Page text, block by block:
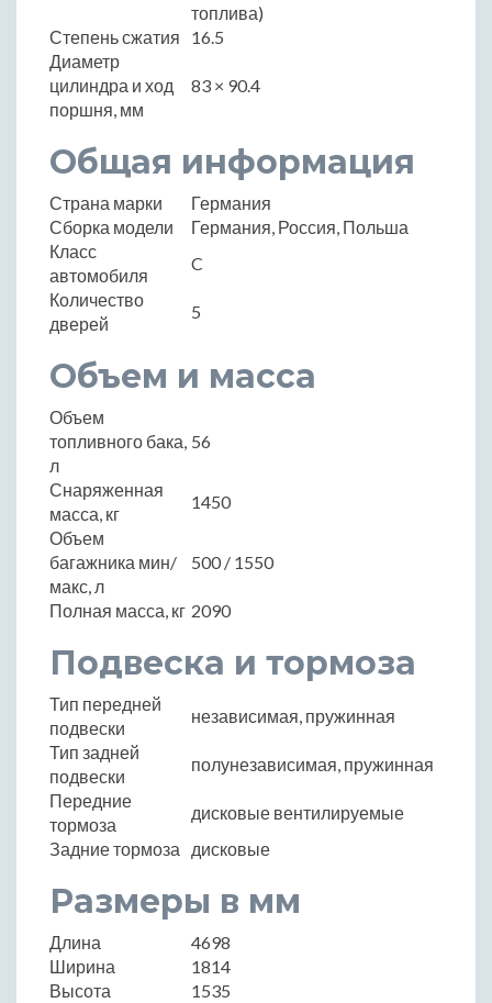
топлива)
Степень сжатия
16.5
Диаметр
цилиндра и ход
поршня, мм
83 × 90.4
Общая информация
Страна марки
Германия
Сборка модели
Германия, Россия, Польша
Класс
автомобиля
C
Количество
дверей
5
Объем и масса
Объем
топливного бака,
л
56
Снаряженная
масса, кг
1450
Объем
багажника мин/
макс, л
500 / 1550
Полная масса, кг 2090
Подвеска и тормоза
Тип передней
подвески
независимая, пружинная
Тип задней
подвески
полунезависимая, пружинная
Передние
тормоза
дисковые вентилируемые
Задние тормоза
дисковые
Размеры в мм
Длина
4698
Ширина
1814
Высота
1535